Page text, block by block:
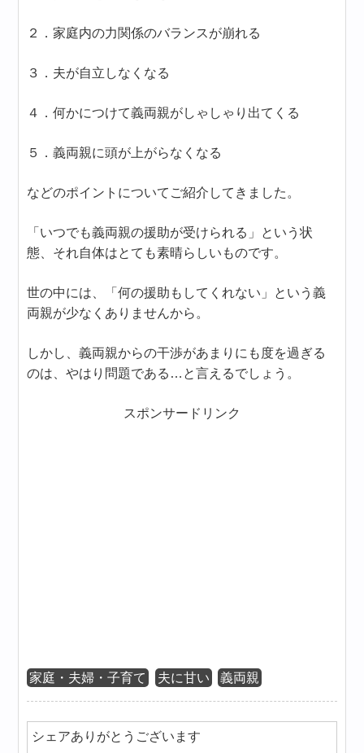
２．家庭内の力関係のバランスが崩れる
３．夫が自立しなくなる
４．何かにつけて義両親がしゃしゃり出てくる
５．義両親に頭が上がらなくなる
などのポイントについてご紹介してきました。
「いつでも義両親の援助が受けられる」という状
態、それ自体はとても素晴らしいものです。
世の中には、「何の援助もしてくれない」という義
両親が少なくありませんから。
しかし、義両親からの干渉があまりにも度を過ぎる
のは、やはり問題である…と言えるでしょう。
スポンサードリンク
家庭・夫婦・子育て 夫に甘い 義両親
シェアありがとうございます